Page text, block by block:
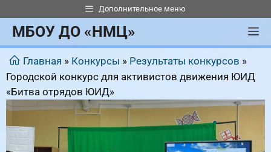
к
содержимому
Дополнительное меню
МБОУ ДО «НМЦ»
Главная » Конкурсы » Результаты конкурсов »
Городской конкурс для активистов движения ЮИД
«Битва отрядов ЮИД»